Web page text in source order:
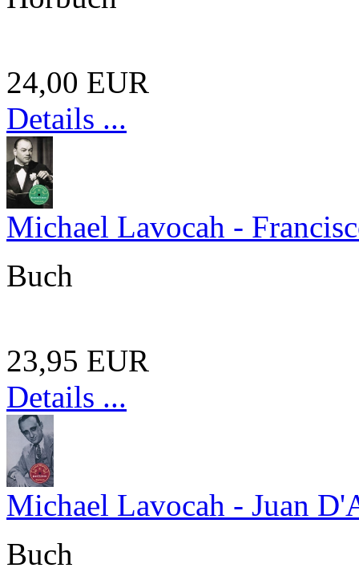
24,00 EUR
Details ...
Michael Lavocah -
Buch
23,95 EUR
Details ...
Michael Lavocah - Juan
Buch